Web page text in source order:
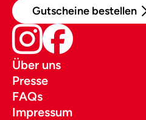
Gutscheine bestellen
Über uns
Presse
FAQs
Impressum